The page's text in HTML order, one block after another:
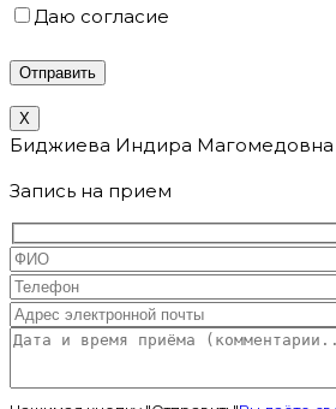
Даю согласие
X
Биджиева Индира Магомедовна
Запись на прием